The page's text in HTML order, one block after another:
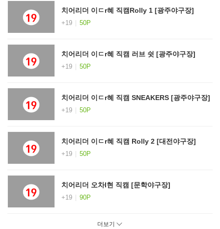
치어리더 이ㄷr혜 직캠Rolly 1 [광주야구장]
+19 50P
치어리더 이ㄷr혜 직캠 러브 쉿 [광주야구장]
+19 50P
치어리더 이ㄷr혜 직캠 SNEAKERS [광주야구장]
+19 50P
치어리더 이ㄷr혜 직캠 Rolly 2 [대전야구장]
+19 50P
치어리더 오차I현 직캠 [문학야구장]
+19 90P
더보기